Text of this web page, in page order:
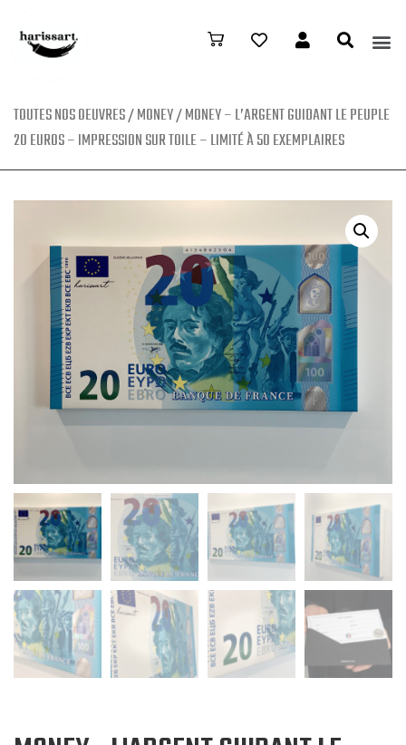
TOUTES NOS OEUVRES/MONEY/ MONEY – L’ARGENT GUIDANT LE PEUPLE
20 EUROS – IMPRESSION SUR TOILE – LIMITÉ À 50 EXEMPLAIRES